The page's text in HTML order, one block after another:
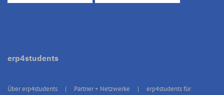
erp4students
Über erp4students Partner + Netzwerke
erp4students für